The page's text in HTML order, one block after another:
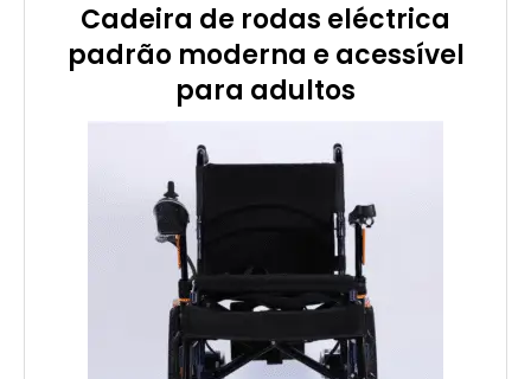
Cadeira de rodas eléctrica
padrão moderna e acessível
para adultos